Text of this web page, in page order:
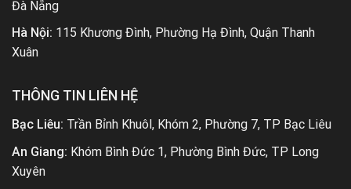
Đà Nẵng
Hà Nội: 115 Khương Đình, Phường Hạ Đình, Quận Thanh
Xuân
THÔNG TIN LIÊN HỆ
Bạc Liêu: Trần Bỉnh Khuôl, Khóm 2, Phường 7, TP Bạc Liêu
An Giang: Khóm Bình Đức 1, Phường Bình Đức, TP Long
Xuyên